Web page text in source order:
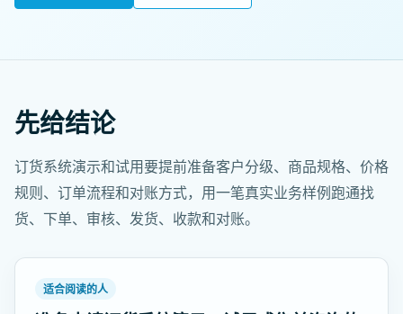
先给结论
订货系统演示和试用要提前准备客户分级、商品规格、价格
规则、订单流程和对账方式，用一笔真实业务样例跑通找
货、下单、审核、发货、收款和对账。
适合阅读的人